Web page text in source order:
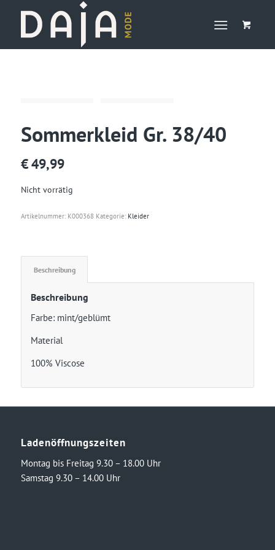
Sommerkleid Gr. 38/40
€49,99
Nicht vorrätig
Artikelnummer: K000368 Kategorie: Kleider
Beschreibung
Beschreibung
Farbe: mint/geblümt
Material
100% Viscose
Ladenöffnungszeiten
Montag bis Freitag 9.30 – 18.00 Uhr
Samstag 9.30 – 14.00 Uhr